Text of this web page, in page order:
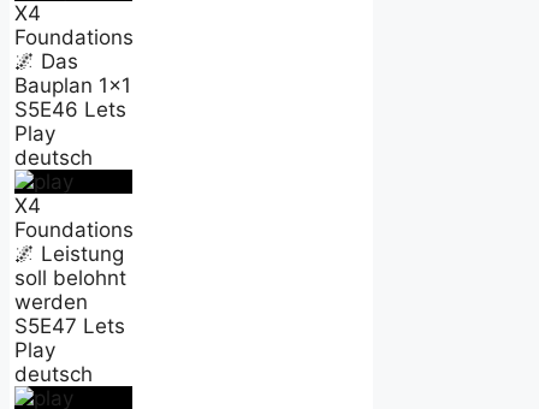
X4
Foundations
🌌 Das
Bauplan 1x1
S5E46 Lets
Play
deutsch
X4
Foundations
🌌 Leistung
soll belohnt
werden
S5E47 Lets
Play
deutsch